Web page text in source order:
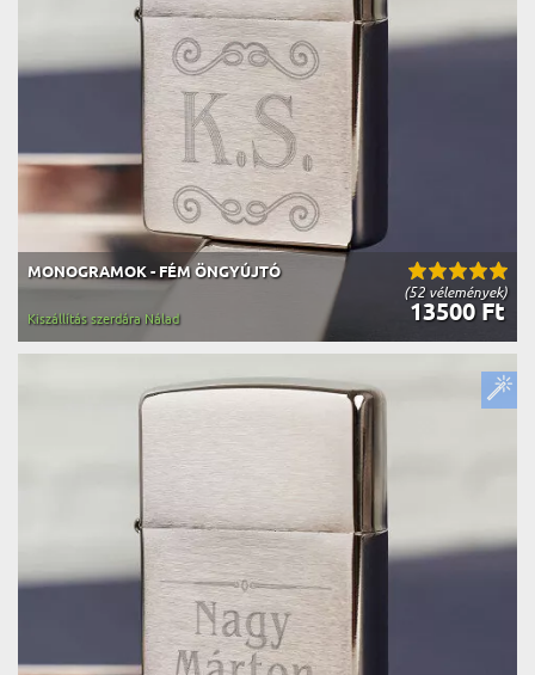
(52 vélemények)
MONOGRAMOK - FÉM ÖNGYÚJTÓ
13500 Ft
Kiszállítás szerdára Nálad